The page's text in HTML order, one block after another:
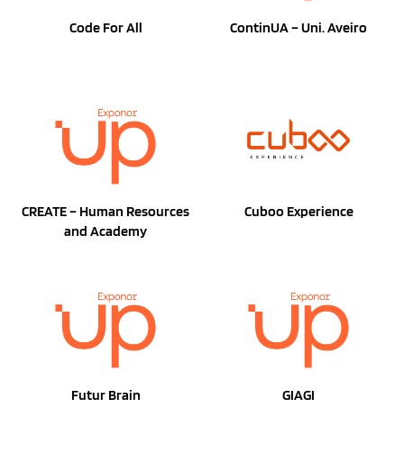
Code For All ContinUA – Uni. Aveiro
CREATE – Human Resources
and Academy
Cuboo Experience
Futur Brain GIAGI